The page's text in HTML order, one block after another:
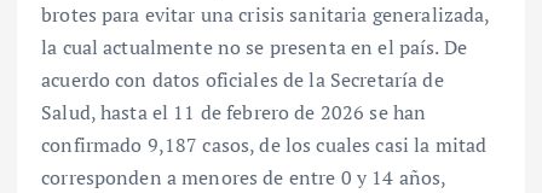
brotes para evitar una crisis sanitaria generalizada,
la cual actualmente no se presenta en el país. De
acuerdo con datos oficiales de la Secretaría de
Salud, hasta el 11 de febrero de 2026 se han
confirmado 9,187 casos, de los cuales casi la mitad
corresponden a menores de entre 0 y 14 años,